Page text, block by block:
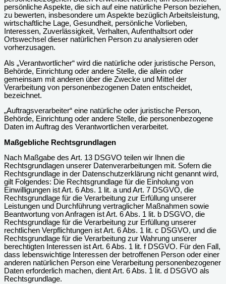
persönliche Aspekte, die sich auf eine natürliche Person beziehen,
zu bewerten, insbesondere um Aspekte bezüglich Arbeitsleistung,
wirtschaftliche Lage, Gesundheit, persönliche Vorlieben,
Interessen, Zuverlässigkeit, Verhalten, Aufenthaltsort oder
Ortswechsel dieser natürlichen Person zu analysieren oder
vorherzusagen.
Als „Verantwortlicher“ wird die natürliche oder juristische Person,
Behörde, Einrichtung oder andere Stelle, die allein oder
gemeinsam mit anderen über die Zwecke und Mittel der
Verarbeitung von personenbezogenen Daten entscheidet,
bezeichnet.
„Auftragsverarbeiter“ eine natürliche oder juristische Person,
Behörde, Einrichtung oder andere Stelle, die personenbezogene
Daten im Auftrag des Verantwortlichen verarbeitet.
Maßgebliche Rechtsgrundlagen
Nach Maßgabe des Art. 13 DSGVO teilen wir Ihnen die
Rechtsgrundlagen unserer Datenverarbeitungen mit. Sofern die
Rechtsgrundlage in der Datenschutzerklärung nicht genannt wird,
gilt Folgendes: Die Rechtsgrundlage für die Einholung von
Einwilligungen ist Art. 6 Abs. 1 lit. a und Art. 7 DSGVO, die
Rechtsgrundlage für die Verarbeitung zur Erfüllung unserer
Leistungen und Durchführung vertraglicher Maßnahmen sowie
Beantwortung von Anfragen ist Art. 6 Abs. 1 lit. b DSGVO, die
Rechtsgrundlage für die Verarbeitung zur Erfüllung unserer
rechtlichen Verpflichtungen ist Art. 6 Abs. 1 lit. c DSGVO, und die
Rechtsgrundlage für die Verarbeitung zur Wahrung unserer
berechtigten Interessen ist Art. 6 Abs. 1 lit. f DSGVO. Für den Fall,
dass lebenswichtige Interessen der betroffenen Person oder einer
anderen natürlichen Person eine Verarbeitung personenbezogener
Daten erforderlich machen, dient Art. 6 Abs. 1 lit. d DSGVO als
Rechtsgrundlage.